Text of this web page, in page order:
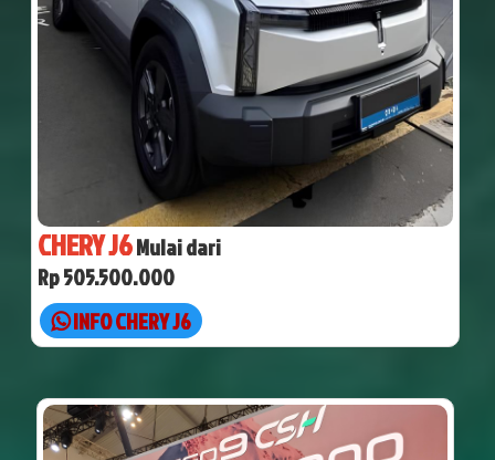
CHERY J6Mulai dari
Rp 505.500.000
INFO CHERY J6